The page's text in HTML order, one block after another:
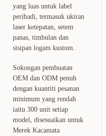
yang luas untuk label
peribadi, termasuk ukiran
laser ketepatan, setem
panas, timbulan dan
sisipan logam kustom.
Sokongan pembuatan
OEM dan ODM penuh
dengan kuantiti pesanan
minimum yang rendah
iaitu 300 unit setiap
model, disesuaikan untuk
Merek Kacamata